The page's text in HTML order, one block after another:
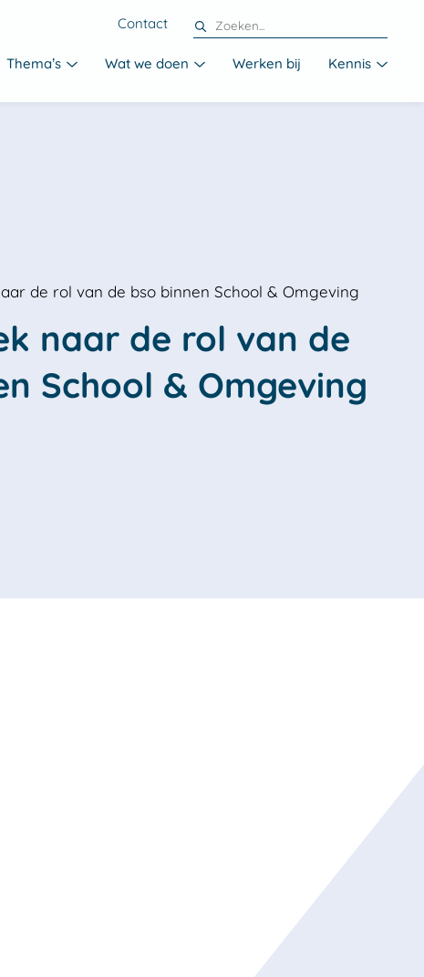
Contact
Thema’s Wat we doen Werken bij Kennis
de rol van de bso binnen School & Omgeving
naar de rol van de
School & Omgeving